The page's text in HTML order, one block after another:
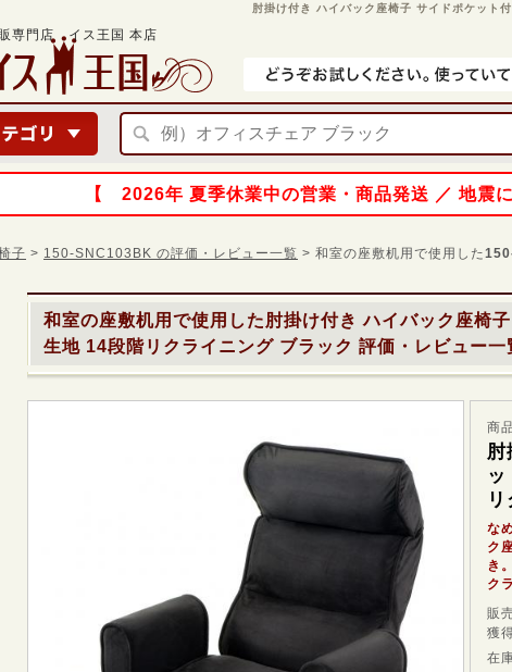
肘掛け付き ハイバック座椅子 サイドポケッ
専門店 イス王国 本店
【 2026年 夏季休業中の営業・商品発送 ／ 地震
子 > 150-SNC103BK の評価・レビュー一覧 > 和室の座敷机用で使用した
和室の座敷机用で使用した肘掛け付き ハイバック座椅
生地 14段階リクライニング ブラック 評価・レビュー一
商
肘
な
ク
き
ク
販
獲
在